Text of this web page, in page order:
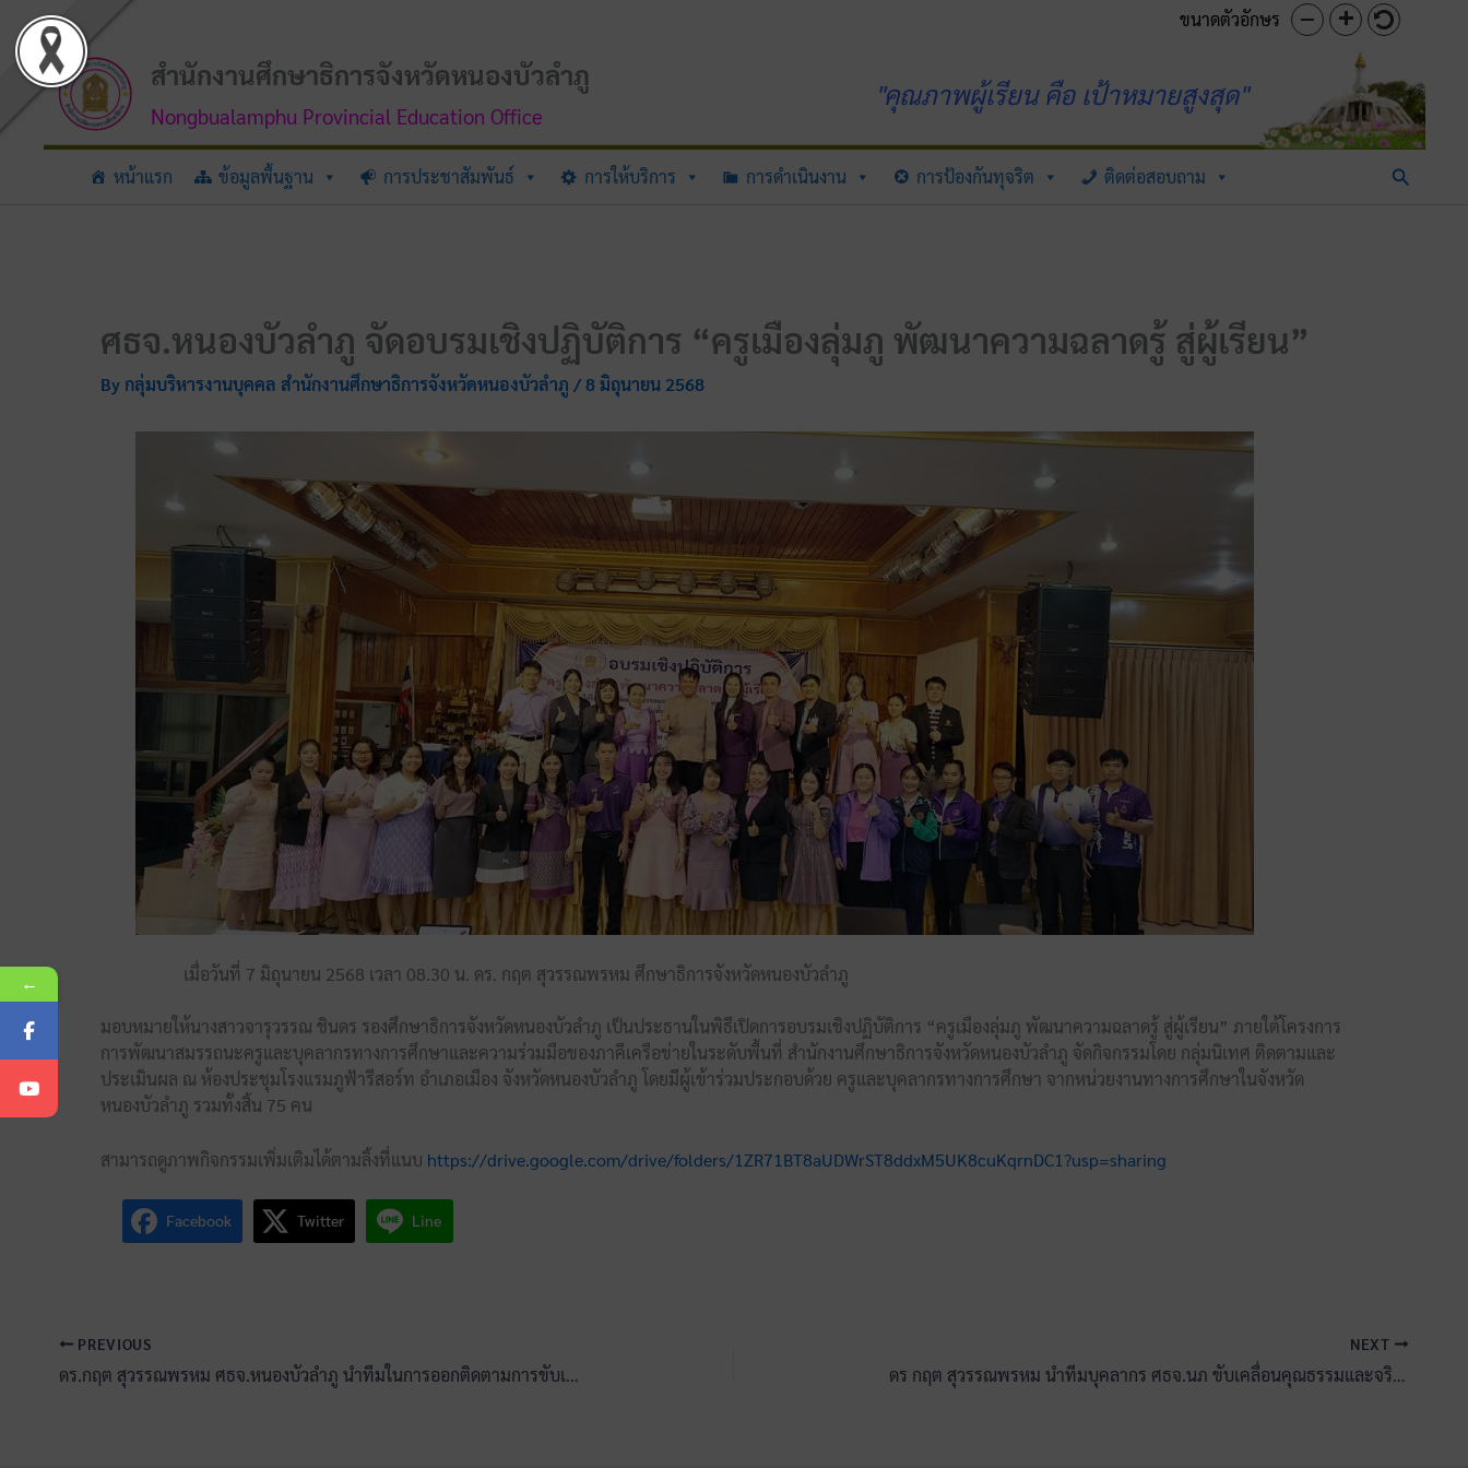
content
ขนาดตัวอักษร
สำนักงานศึกษาธิการจังหวัดหนองบัวลำภู
Nongbualamphu Provincial Education Office
"คุณภาพผู้เรียน คือ เป้าหมายสูงสุด"
หน้าแรก ข้อมูลพื้นฐาน การประชาสัมพันธ์ การให้บริการ การดำเนินงาน การป้องกันทุจริต ติดต่อสอบถาม Search
ศธจ.หนองบัวลำภู จัดอบรมเชิงปฏิบัติการ “ครูเมืองลุ่มภู พัฒนาความฉลาดรู้ สู่ผู้เรียน”
By กลุ่มบริหารงานบุคคล สำนักงานศึกษาธิการจังหวัดหนองบัวลำภู /8 มิถุนายน 2568
เมื่อวันที่ 7 มิถุนายน 2568 เวลา 08.30 น. ดร. กฤต สุวรรณพรหม ศึกษาธิการจังหวัดหนองบัวลำภู
มอบหมายให้นางสาวจารุวรรณ ชินดร รองศึกษาธิการจังหวัดหนองบัวลำภู เป็นประธานในพิธีเปิดการอบรมเชิงปฏิบัติการ “ครูเมืองลุ่มภู พัฒนาความฉลาดรู้ สู่ผู้เรียน” ภายใต้โครงการ
การพัฒนาสมรรถนะครูและบุคลากรทางการศึกษาและความร่วมมือของภาคีเครือข่ายในระดับพื้นที่ สำนักงานศึกษาธิการจังหวัดหนองบัวลำภู จัดกิจกรรมโดย กลุ่มนิเทศ ติดตามและ
ประเมินผล ณ ห้องประชุมโรงแรมภูฟ้ารีสอร์ท อำเภอเมือง จังหวัดหนองบัวลำภู โดยมีผู้เข้าร่วมประกอบด้วย ครูและบุคลากรทางการศึกษา จากหน่วยงานทางการศึกษาในจังหวัด
หนองบัวลำภู รวมทั้งสิ้น 75 คน
สามารถดูภาพกิจกรรมเพิ่มเติมได้ตามลิ้งที่แนบ https://drive.google.com/drive/folders/1ZR71BT8aUDWrST8ddxM5UK8cuKqrnDC1?usp=sharing
Facebook Twitter Line
PREVIOUS
ดร.กฤต สุวรรณพรหม ศธจ.หนองบัวลำภู นำทีมในการออกติดตามการขับเคลื่อนหลักสูตรต้านทุจริตศึกษาฯ
NEXT
ดร กฤต สุวรรณพรหม นำทีมบุคลากร ศธจ.นภ ขับเคลื่อนคุณธรรมและจริยธรรม ประจำปีงบประมาณ 2568
←